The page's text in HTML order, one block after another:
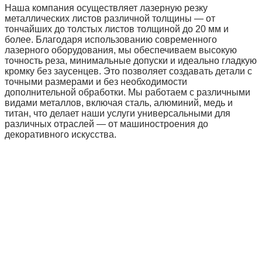
Наша компания осуществляет лазерную резку
металлических листов различной толщины — от
тончайших до толстых листов толщиной до 20 мм и
более. Благодаря использованию современного
лазерного оборудования, мы обеспечиваем высокую
точность реза, минимальные допуски и идеально гладкую
кромку без заусенцев. Это позволяет создавать детали с
точными размерами и без необходимости
дополнительной обработки. Мы работаем с различными
видами металлов, включая сталь, алюминий, медь и
титан, что делает наши услуги универсальными для
различных отраслей — от машиностроения до
декоративного искусства.